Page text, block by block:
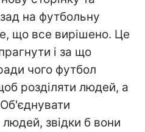
на футбольну
що все вирішено. Це
і за що
чого футбол
розділяти людей, а
людей, звідки б вони